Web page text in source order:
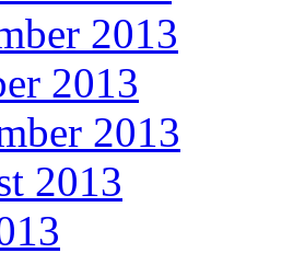
2013
2013
2013
2013